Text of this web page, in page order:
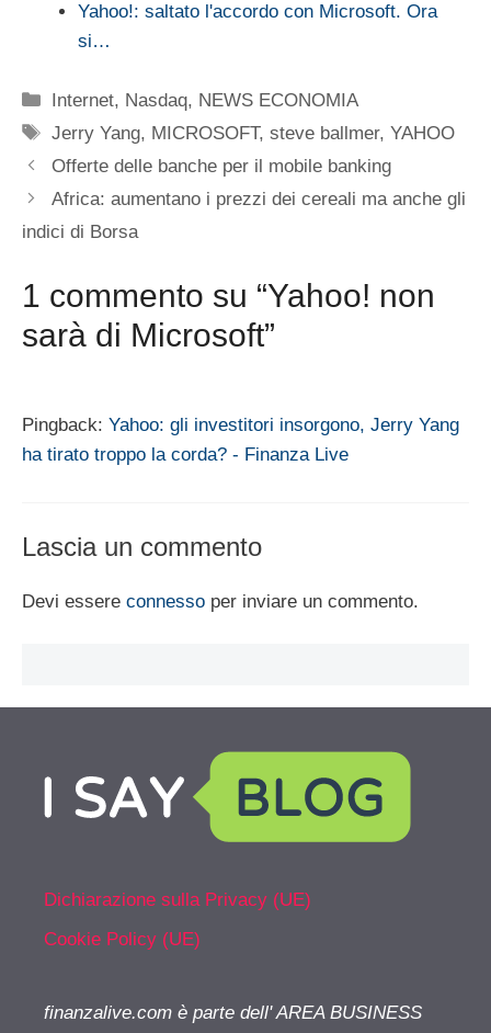
Yahoo!: saltato l'accordo con Microsoft. Ora
si…
Categorie
Internet, Nasdaq, NEWS ECONOMIA
Tag
Jerry Yang, MICROSOFT,steve ballmer,YAHOO
Offerte delle banche per il mobile banking
Africa: aumentano i prezzi dei cereali ma anche gli
indici di Borsa
1 commento su “Yahoo! non
sarà di Microsoft”
Pingback: Yahoo: gli investitori insorgono, Jerry Yang
ha tirato troppo la corda? - Finanza Live
Lascia un commento
Devi essere connesso per inviare un commento.
Dichiarazione sulla Privacy (UE)
Cookie Policy (UE)
finanzalive.com è parte dell' AREA BUSINESS